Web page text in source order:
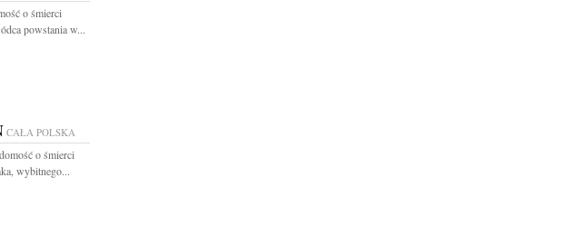
o śmierci
powstania w...
CAŁA POLSKA
o śmierci
wybitnego...